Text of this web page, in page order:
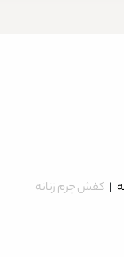
| کفش چرم زنانه